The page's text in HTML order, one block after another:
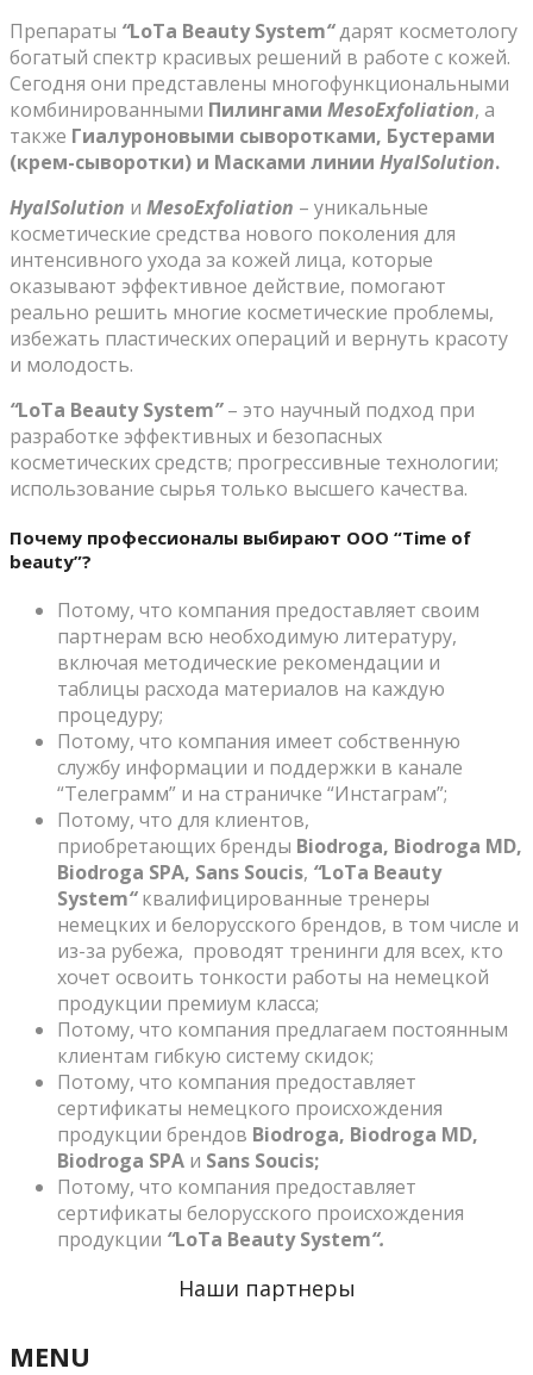
Препараты “LoTa Beauty System“дарят косметологу
богатый спектр красивых решений в работе с кожей.
Сегодня они представлены многофункциональными
комбинированными Пилингами MesoExfoliation, а
также Гиалуроновыми сыворотками, Бустерами
(крем-сыворотки) и Масками линии HyalSolution.
HyalSolution и MesoExfoliation – уникальные
косметические средства нового поколения для
интенсивного ухода за кожей лица, которые
оказывают эффективное действие, помогают
реально решить многие косметические проблемы,
избежать пластических операций и вернуть красоту
и молодость.
“LoTa Beauty System”– это научный подход при
разработке эффективных и безопасных
косметических средств; прогрессивные технологии;
использование сырья только высшего качества.
Почему профессионалы выбирают OOO “Time of
beauty”?
Потому, что компания предоставляет своим
партнерам всю необходимую литературу,
включая методические рекомендации и
таблицы расхода материалов на каждую
процедуру;
Потому, что компания имеет собственную
службу информации и поддержки в канале
“Телеграмм” и на страничке “Инстаграм”;
Потому, что для клиентов,
приобретающих бренды Biodroga, Biodroga MD,
Biodroga SPA, Sans Soucis, “LoTa Beauty
System“квалифицированные тренеры
немецких и белорусского брендов, в том числе и
из-за рубежа, проводят тренинги для всех, кто
хочет освоить тонкости работы на немецкой
продукции премиум класса;
Потому, что компания предлагаем постоянным
клиентам гибкую систему скидок;
Потому, что компания предоставляет
сертификаты немецкого происхождения
продукции брендов Biodroga, Biodroga MD,
Biodroga SPA и Sans Soucis;
Потому, что компания предоставляет
сертификаты белорусского происхождения
продукции “LoTa Beauty System“.
Наши партнеры
MENU